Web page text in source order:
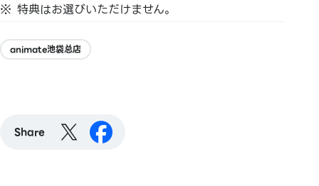
特典はお選びいただけません。
animate池袋总店
Share